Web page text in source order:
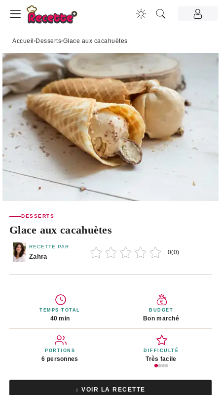
Accueil ›Desserts›Glace aux cacahuètes
DESSERTS
Glace aux cacahuètes
RECETTE PAR
Zahra
0(0)
TEMPS TOTAL
40 min
BUDGET
Bon marché
PORTIONS
6 personnes
DIFFICULTÉ
Très facile
↓ VOIR LA RECETTE